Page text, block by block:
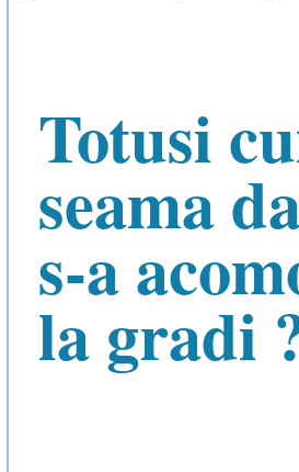
Totusi
seama
s-a
la gradi